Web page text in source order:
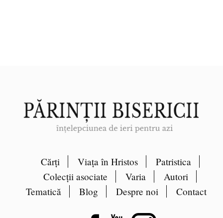
Cărți Viața în Hristos
Patristica
Colecții asociate
Varia
Autori
Tematică
Blog Despre noi Contact